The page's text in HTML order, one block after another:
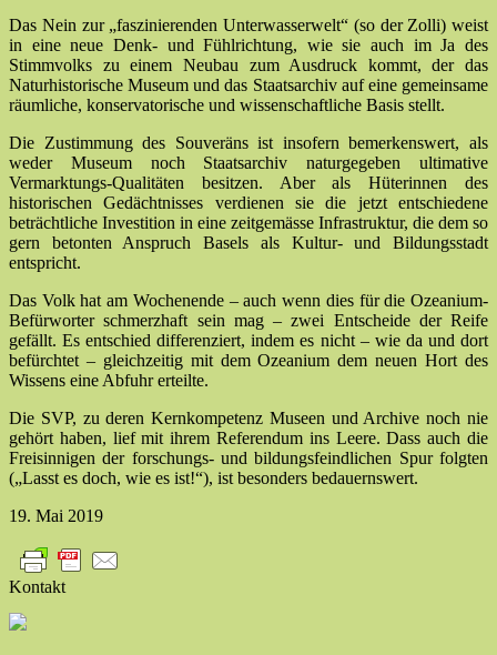
Das Nein zur „faszinierenden Unterwasserwelt“ (so der Zolli) weist
in eine neue Denk- und Fühlrichtung, wie sie auch im Ja des
Stimmvolks zu einem Neubau zum Ausdruck kommt, der das
Naturhistorische Museum und das Staatsarchiv auf eine gemeinsame
räumliche, konservatorische und wissenschaftliche Basis stellt.
Die Zustimmung des Souveräns ist insofern bemerkenswert, als
weder Museum noch Staatsarchiv naturgegeben ultimative
Vermarktungs-Qualitäten besitzen. Aber als Hüterinnen des
historischen Gedächtnisses verdienen sie die jetzt entschiedene
beträchtliche Investition in eine zeitgemässe Infrastruktur, die dem so
gern betonten Anspruch Basels als Kultur- und Bildungsstadt
entspricht.
Das Volk hat am Wochenende – auch wenn dies für die Ozeanium-
Befürworter schmerzhaft sein mag – zwei Entscheide der Reife
gefällt. Es entschied differenziert, indem es nicht – wie da und dort
befürchtet – gleichzeitig mit dem Ozeanium dem neuen Hort des
Wissens eine Abfuhr erteilte.
Die SVP, zu deren Kernkompetenz Museen und Archive noch nie
gehört haben, lief mit ihrem Referendum ins Leere. Dass auch die
Freisinnigen der forschungs- und bildungsfeindlichen Spur folgten
(„Lasst es doch, wie es ist!“), ist besonders bedauernswert.
19. Mai 2019
Kontakt